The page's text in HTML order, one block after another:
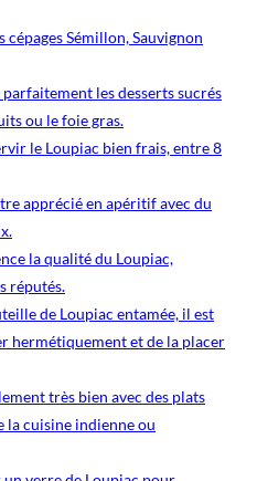
Sémillon, Sauvignon
les desserts sucrés
ou le foie gras.
le Loupiac bien frais, entre 8
apprécié en apéritif avec du
la qualité du Loupiac,
réputés.
de Loupiac entamée, il est
hermétiquement et de la placer
très bien avec des plats
la cuisine indienne ou